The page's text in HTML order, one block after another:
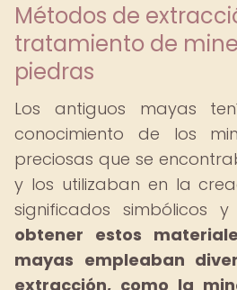
Métodos de
tratamiento de
piedras
Los antiguos mayas
conocimiento de los
preciosas que se
y los utilizaban en la
significados simbólicos y
obtener estos
mayas empleaban
extracción, como la